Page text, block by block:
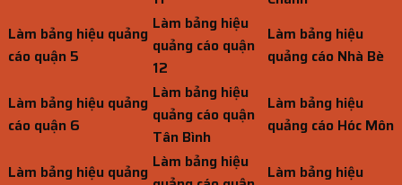
Làm bảng hiệu quảng
cáo quận 5
Làm bảng hiệu
quảng cáo quận
12
Làm bảng hiệu
quảng cáo Nhà Bè
Làm bảng hiệu quảng
cáo quận 6
Làm bảng hiệu
quảng cáo quận
Tân Bình
Làm bảng hiệu
quảng cáo Hóc Môn
Làm bảng hiệu quảng Làm bảng hiệu
Làm bảng hiệu